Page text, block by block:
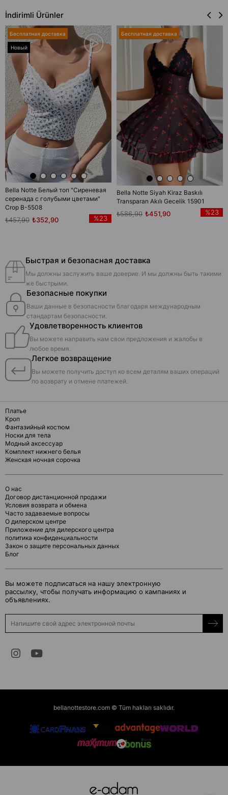
İndirimli Ürünler
Bella Notte Белый топ "Сиреневая
серенада с голубыми цветами"
Crop B-5508
₺352,90
₺457,90 %23
Бесплатная доставка
Новый
товар
Bella Notte Siyah Kiraz Baskılı
Transparan Akılı Gecelik 15901
₺451,90
₺586,90 %23
Бесплатная доставка
Быстрая и безопасная доставка
Мы должны заслужить ваше доверие. И мы должны быть такими
же быстрыми.
Безопасные покупки
Ваши данные в безопасности благодаря международным
стандартам безопасности.
Удовлетворенность клиентов
Вы можете направить нам свои предложения и жалобы в
любое время.
Легкое возвращение
Вы можете получить доступ ко всем деталям ваших операций
по возврату и отмене платежей.
Платье
Кроп
Фантазийный костюм
Носки для тела
Модный аксессуар
Комплект нижнего белья
Женская ночная сорочка
О нас
Договор дистанционной продажи
Условия возврата и обмена
Часто задаваемые вопросы
О дилерском центре
Приложение для дилерского центра
политика конфиденциальности
Закон о защите персональных данных
Блог
Вы можете подписаться на нашу электронную
рассылку, чтобы получать информацию о кампаниях и
объявлениях.
bellanottestore.com © Tüm hakları saklıdır.